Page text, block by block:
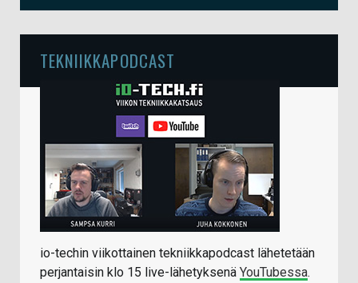
TEKNIIKKAPODCAST
io-techin viikottainen tekniikkapodcast lähetetään
perjantaisin klo 15 live-lähetyksenä YouTubessa.